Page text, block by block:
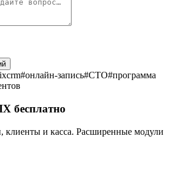
#онлайн-запись#СТО#программа
бесплатно
клиенты и касса. Расширенные модули